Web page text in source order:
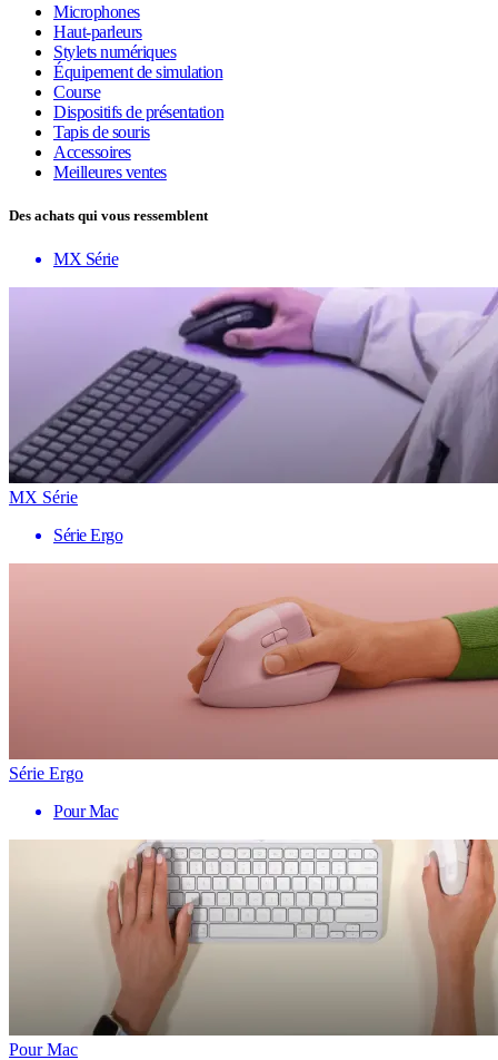
Microphones
Haut-parleurs
Stylets numériques
Équipement de simulation
Course
Dispositifs de présentation
Tapis de souris
Accessoires
Meilleures ventes
Des achats qui vous ressemblent
MX Série
MX Série
Série Ergo
Série Ergo
Pour Mac
Pour Mac